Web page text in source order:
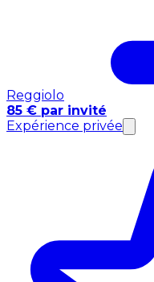
Reggiolo
85 € par invité
Expérience privée